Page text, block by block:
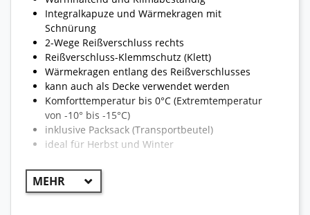
Integralkapuze und Wärmekragen mit
Schnürung
2-Wege Reißverschluss rechts
Reißverschluss-Klemmschutz (Klett)
Wärmekragen entlang des Reißverschlusses
kann auch als Decke verwendet werden
Komforttemperatur bis 0°C (Extremtemperatur
von -10° bis -15°C)
inklusive Packsack (Transportbeutel)
ideal für Herbst und Winter